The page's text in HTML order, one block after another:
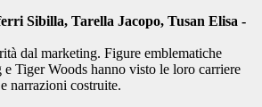
Sibilla, Tarella Jacopo, Tusan Elisa -
dal marketing. Figure emblematiche
Tiger Woods hanno visto le loro carriere
narrazioni costruite.